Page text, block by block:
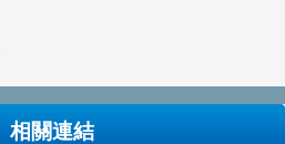
相關連結